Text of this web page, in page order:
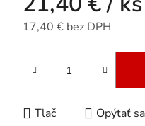
17,40 € bez DPH
Jednotková cena:
Tlač Opýtať sa